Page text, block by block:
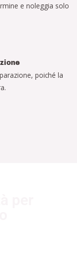
e noleggia solo
poiché la